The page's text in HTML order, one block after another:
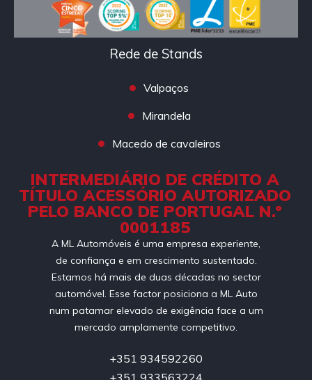
Rede de Stands
Valpaços
Mirandela
Macedo de cavaleiros
INTERMEDIÁRIO DE CRÉDITO A
TÍTULO ACESSÓRIO AUTORIZADO
PELO BANCO DE PORTUGAL N.º
0001185
A ML Automóveis é uma empresa experiente,
de confiança e em crescimento sustentado.
Estamos há mais de duas décadas no sector
automóvel. Esse factor posiciona a ML Auto
num patamar elevado de exigência face a um
mercado amplamente competitivo.
+351 934592260